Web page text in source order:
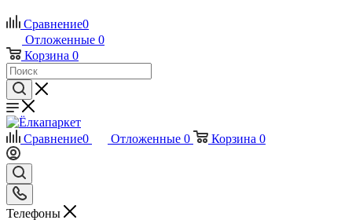
Сравнение0
Отложенные 0
Корзина 0
Сравнение0 Отложенные 0 Корзина 0
Телефоны